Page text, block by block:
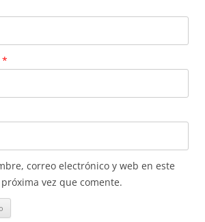
*
correo electrónico y web en este
vez que comente.